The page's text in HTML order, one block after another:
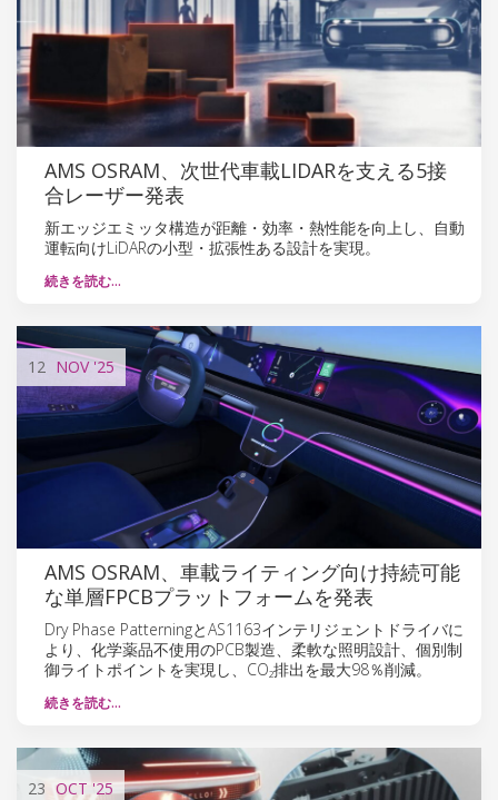
AMS OSRAM、次世代車載LIDARを支える5接
合レーザー発表
新エッジエミッタ構造が距離・効率・熱性能を向上し、自動
運転向けLiDARの小型・拡張性ある設計を実現。
続きを読む…
12 NOV'25
AMS OSRAM、車載ライティング向け持続可能
な単層FPCBプラットフォームを発表
Dry Phase PatterningとAS1163インテリジェントドライバに
より、化学薬品不使用のPCB製造、柔軟な照明設計、個別制
御ライトポイントを実現し、CO₂排出を最大98％削減。
続きを読む…
23 OCT '25